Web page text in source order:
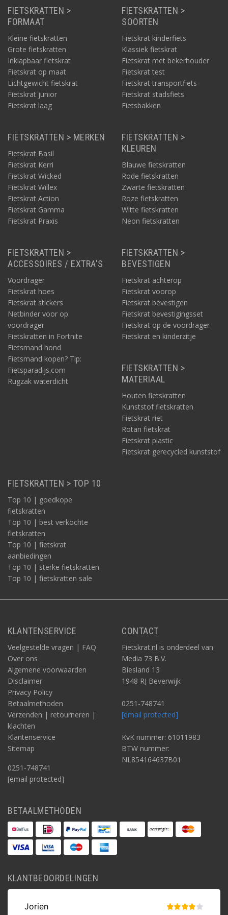
FIETSKRATTEN >
FORMAAT
Kleine fietskratten
Grote fietskratten
Inklapbaar fietskrat
Fietskrat op maat
Lichtgewicht fietskrat
Fietskrat junior
Fietskrat laag
FIETSKRATTEN >
SOORTEN
Fietskrat kinderfiets
Klassiek fietskrat
Fietskrat met bekerhouder
Fietskrat test
Fietskrat transportfiets
Fietskrat stadsfiets
Fietsbakken
FIETSKRATTEN > MERKEN
Fietskrat Basil
Fietskrat Kerri
Fietskrat Wicked
Fietskrat Willex
Fietskrat Action
Fietskrat Gamma
Fietskrat Praxis
FIETSKRATTEN >
KLEUREN
Blauwe fietskratten
Rode fietskratten
Zwarte fietskratten
Roze fietskratten
Witte fietskratten
Neon fietskratten
FIETSKRATTEN >
ACCESSOIRES / EXTRA'S
Voordrager
Fietskrat hoes
Fietskrat stickers
Netbinder voor op
voordrager
Fietskratten in Fortnite
Fietsmand hond
Fietsmand kopen? Tip:
Fietsparadijs.com
Rugzak waterdicht
FIETSKRATTEN >
BEVESTIGEN
Fietskrat achterop
Fietskrat voorop
Fietskrat bevestigen
Fietskrat bevestigingsset
Fietskrat op de voordrager
Fietskrat en kinderzitje
FIETSKRATTEN >
MATERIAAL
Houten fietskratten
Kunststof fietskratten
Fietskrat riet
Rotan fietskrat
Fietskrat plastic
Fietskrat gerecycled kunststof
FIETSKRATTEN > TOP 10
Top 10 | goedkope
fietskratten
Top 10 | best verkochte
fietskratten
Top 10 | fietskrat
aanbiedingen
Top 10 | sterke fietskratten
Top 10 | fietskratten sale
KLANTENSERVICE
Veelgestelde vragen | FAQ
Over ons
Algemene voorwaarden
Disclaimer
Privacy Policy
Betaalmethoden
Verzenden | retourneren |
klachten
Klantenservice
Sitemap
0251-748741
[email protected]
CONTACT
Fietskrat.nl is onderdeel van
Media 73 B.V.
Biesland 13
1948 RJ Beverwijk
0251-748741
[email protected]
KvK nummer: 61011983
BTW nummer:
NL854164637B01
BETAALMETHODEN
KLANTBEOORDELINGEN